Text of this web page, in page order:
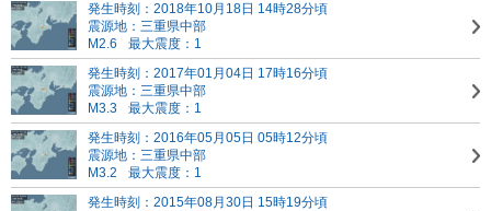
発生時刻：2018年10月18日 14時28分頃
震源地：三重県中部
M2.6
最大震度：1
発生時刻：2017年01月04日 17時16分頃
震源地：三重県中部
M3.3
最大震度：1
発生時刻：2016年05月05日 05時12分頃
震源地：三重県中部
M3.2
最大震度：1
発生時刻：2015年08月30日 15時19分頃